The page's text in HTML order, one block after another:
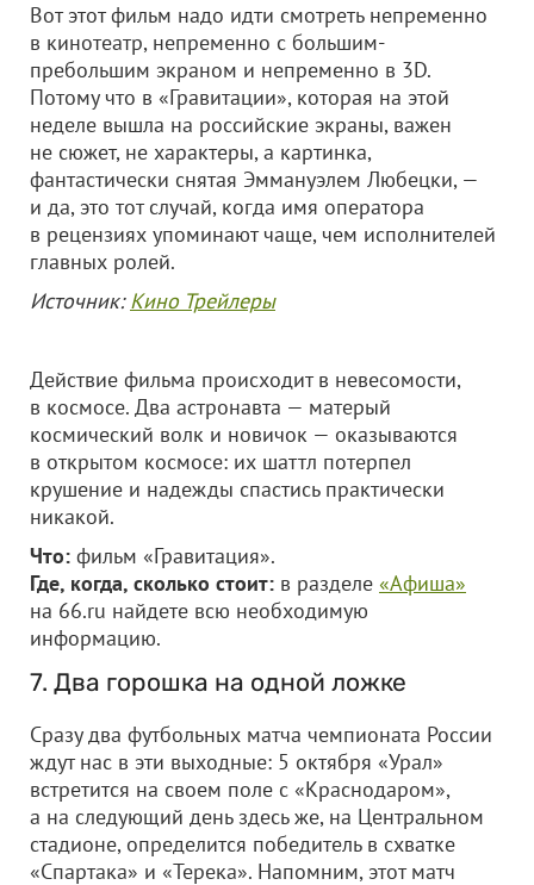
Вот этот фильм надо идти смотреть непременно
в кинотеатр, непременно с большим-
пребольшим экраном и непременно в 3D.
Потому что в «Гравитации», которая на этой
неделе вышла на российские экраны, важен
не сюжет, не характеры, а картинка,
фантастически снятая Эммануэлем Любецки, —
и да, это тот случай, когда имя оператора
в рецензиях упоминают чаще, чем исполнителей
главных ролей.
Источник:Кино Трейлеры
Действие фильма происходит в невесомости,
в космосе. Два астронавта — матерый
космический волк и новичок — оказываются
в открытом космосе: их шаттл потерпел
крушение и надежды спастись практически
никакой.
Что: фильм «Гравитация».
Где, когда, сколько стоит: в разделе «Афиша»
на 66.ru найдете всю необходимую
информацию.
7. Два горошка на одной ложке
Сразу два футбольных матча чемпионата России
ждут нас в эти выходные: 5 октября «Урал»
встретится на своем поле с «Краснодаром»,
а на следующий день здесь же, на Центральном
стадионе, определится победитель в схватке
«Спартака» и «Терека». Напомним, этот матч